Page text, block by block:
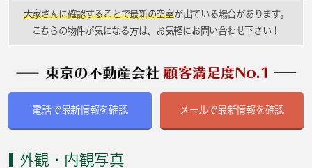
大家さんに確認することで最新の空室が出ている場合があります。
こちらの物件が気になる方は、お気軽にお問い合わせ下さい！
電話で最新情報を確認 メールで最新情報を確認
外観・内観写真